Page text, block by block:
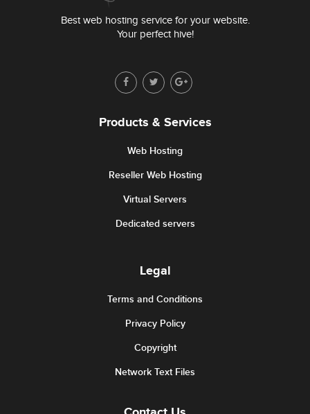
Best web hosting service for your website.
Your perfect hive!
Products & Services
Web Hosting
Reseller Web Hosting
Virtual Servers
Dedicated servers
Legal
Terms and Conditions
Privacy Policy
Copyright
Network Text Files